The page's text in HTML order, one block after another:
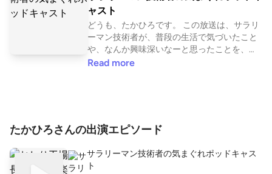
ャスト
どうも、たかひろです。 この放送は、サラリ
ーマン技術者が、普段の生活で気づいたこと
や、なんか興味深いなーと思ったことを、声
の日記的に発信していく番組です。 ⚠️基本は
Read more
たかひろさんの出演エピソード
サラリーマン技術者の気まぐれポッドキャス
ト